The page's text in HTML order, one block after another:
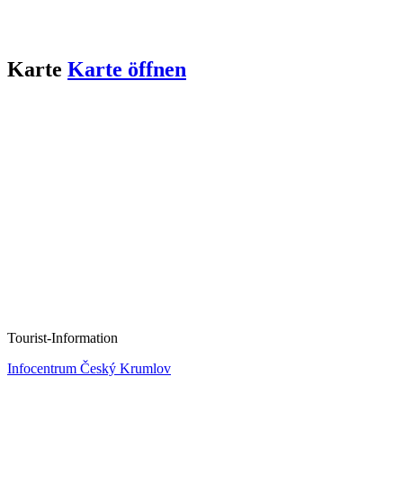
Karte Karte öffnen
Tourist-Information
Infocentrum Český Krumlov